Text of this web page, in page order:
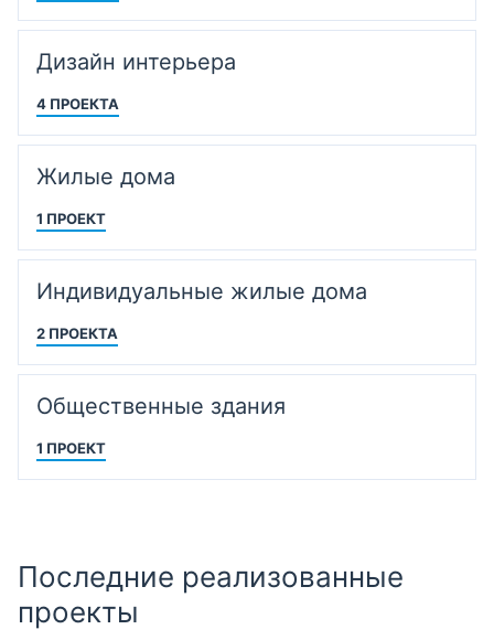
Дизайн интерьера
4 ПРОЕКТА
Жилые дома
1 ПРОЕКТ
Индивидуальные жилые дома
2 ПРОЕКТА
Общественные здания
1 ПРОЕКТ
Последние реализованные
проекты